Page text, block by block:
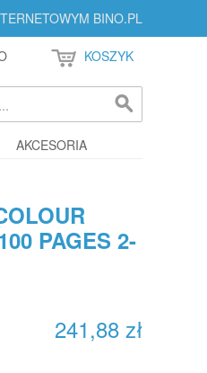
BINO.PL
KOSZYK
AKCESORIA
PAGES 2-
241,88 zł